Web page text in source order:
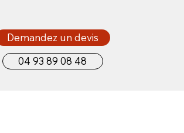
Demandez un devis
04 93 89 08 48